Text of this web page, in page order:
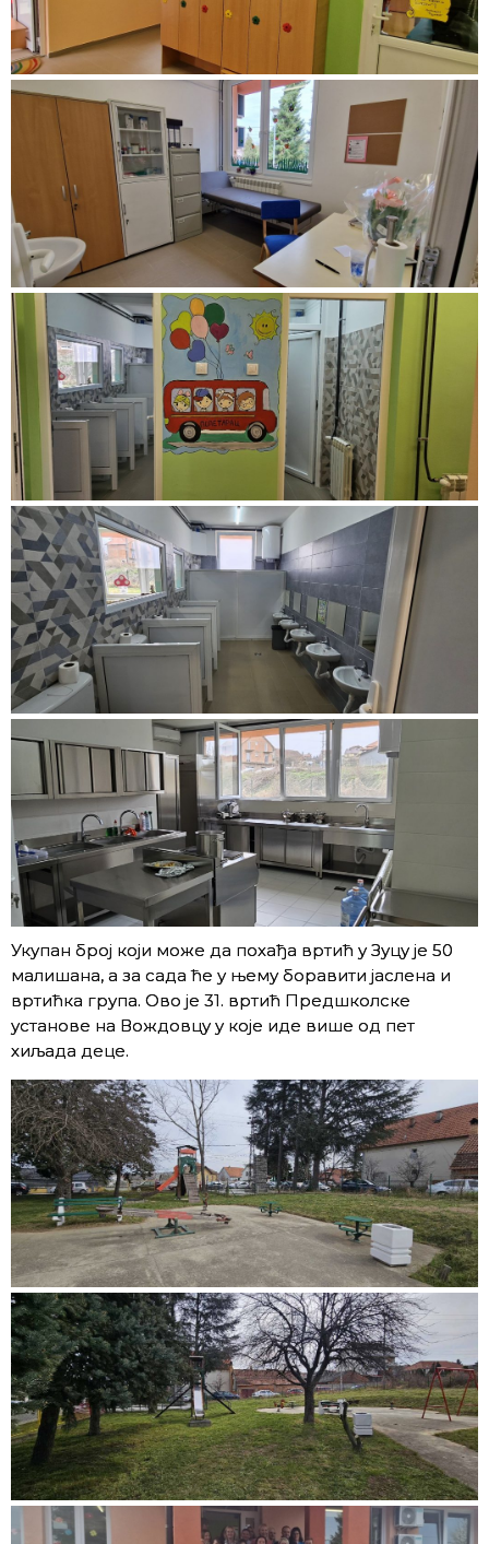
Укупан број који може да похађа вртић у Зуцу је 50
малишана, а за сада ће у њему боравити јаслена и
вртићка група. Ово је 31. вртић Предшколске
установе на Вождовцу у које иде више од пет
хиљада деце.